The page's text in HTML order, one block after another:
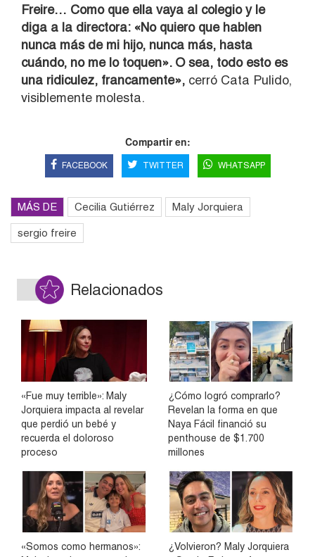
Freire… Como que ella vaya al colegio y le
diga a la directora: «No quiero que hablen
nunca más de mi hijo, nunca más, hasta
cuándo, no me lo toquen». O sea, todo esto es
una ridiculez, francamente», cerró Cata Pulido,
visiblemente molesta.
Compartir en:
FACEBOOK TWITTER WHATSAPP
MÁS DE Cecilia Gutiérrez Maly Jorquiera
sergio freire
Relacionados
«Fue muy terrible»: Maly
Jorquiera impacta al revelar
que perdió un bebé y
recuerda el doloroso
proceso
¿Cómo logró comprarlo?
Revelan la forma en que
Naya Fácil financió su
penthouse de $1.700
millones
«Somos como hermanos»:
¿Volvieron? Maly Jorquiera